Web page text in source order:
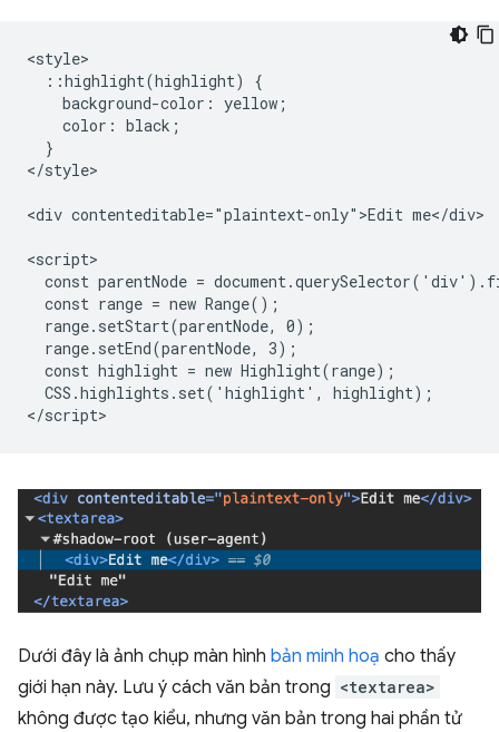
<style>
  ::highlight(highlight) {
    background-color: yellow;
    color: black;
  }
</style>
<div contenteditable="plaintext-only">Edit me</div>
<script>
const parentNode =
  const range = new Range();
  range.setStart(parentNode, 0);
  range.setEnd(parentNode, 3);
  const highlight = new Highlight(range);
  CSS.highlights.set('highlight', highlight);
Dưới đây là ảnh chụp màn hình bản minh hoạ cho thấy
giới hạn này. Lưu ý cách văn bản trong <textarea>
không được tạo kiểu, nhưng văn bản trong hai phần tử